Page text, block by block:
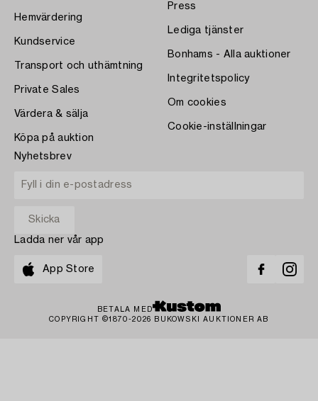
Hemvärdering
Kundservice
Transport och uthämtning
Private Sales
Värdera & sälja
Köpa på auktion
Press
Lediga tjänster
Bonhams - Alla auktioner
Integritetspolicy
Om cookies
Cookie-inställningar
Nyhetsbrev
Ladda ner vår app
App Store
BETALA MED
COPYRIGHT ©1870-2026 BUKOWSKI AUKTIONER AB